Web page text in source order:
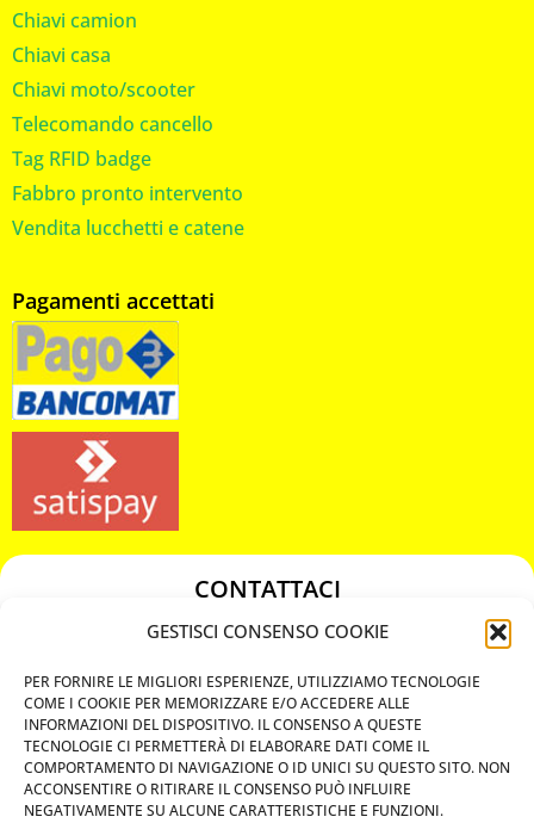
GESTISCI CONSENSO COOKIE
PER FORNIRE LE MIGLIORI ESPERIENZE, UTILIZZIAMO TECNOLOGIE
COME I COOKIE PER MEMORIZZARE E/O ACCEDERE ALLE
INFORMAZIONI DEL DISPOSITIVO. IL CONSENSO A QUESTE
TECNOLOGIE CI PERMETTERÀ DI ELABORARE DATI COME IL
COMPORTAMENTO DI NAVIGAZIONE O ID UNICI SU QUESTO SITO. NON
ACCONSENTIRE O RITIRARE IL CONSENSO PUÒ INFLUIRE
NEGATIVAMENTE SU ALCUNE CARATTERISTICHE E FUNZIONI.
Chiavi camion
Chiavi casa
Chiavi moto/scooter
Telecomando cancello
Tag RFID badge
Fabbro pronto intervento
Vendita lucchetti e catene
Pagamenti accettati
CONTATTACI
349 3863811
chiavicodificate@gmail.com
Privacy Policy
Cookie Policy